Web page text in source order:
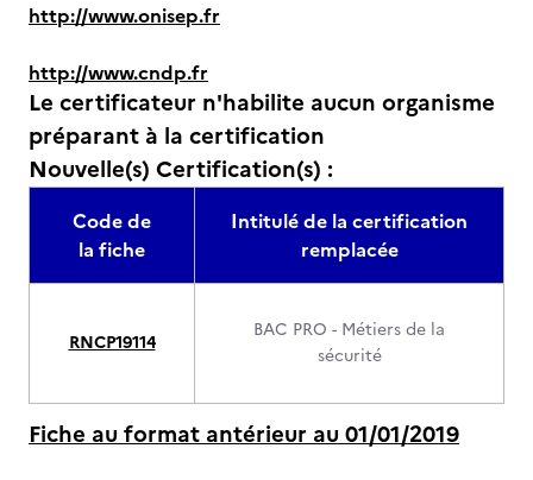
http://www.onisep.fr
http://www.cndp.fr
Le certificateur n'habilite aucun organisme
préparant à la certification
Nouvelle(s) Certification(s) :
Code de
la fiche
Intitulé de la certification
remplacée
RNCP19114
BAC PRO - Métiers de la
sécurité
Fiche au format antérieur au 01/01/2019